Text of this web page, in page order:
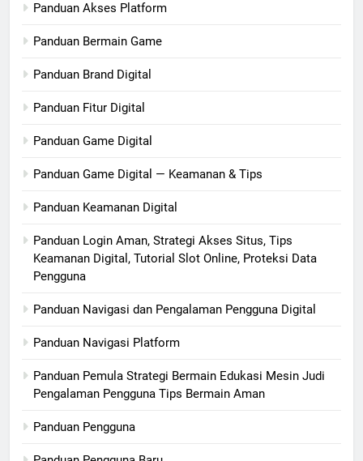
Panduan Akses Platform
Panduan Bermain Game
Panduan Brand Digital
Panduan Fitur Digital
Panduan Game Digital
Panduan Game Digital — Keamanan & Tips
Panduan Keamanan Digital
Panduan Login Aman, Strategi Akses Situs, Tips
Keamanan Digital, Tutorial Slot Online, Proteksi Data
Pengguna
Panduan Navigasi dan Pengalaman Pengguna Digital
Panduan Navigasi Platform
Panduan Pemula Strategi Bermain Edukasi Mesin Judi
Pengalaman Pengguna Tips Bermain Aman
Panduan Pengguna